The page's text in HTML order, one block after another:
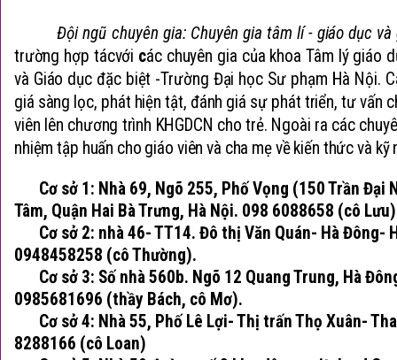
Đội ngũ chuyên gia: Chuyên gia tâm lí - giáo dục
trường hợp tácvới các chuyên gia của khoa Tâm lý giáo
và Giáo dục đặc biệt -Trường Đại học Sư phạm Hà Nội.
giá sàng lọc, phát hiện tật, đánh giá sự phát triển, tư vấn
viên lên chương trình KHGDCN cho trẻ. Ngoài ra các
nhiệm tập huấn cho giáo viên và cha mẹ về kiến thức và kỹ
Cơ sở 1: Nhà 69, Ngõ 255, Phố Vọng (150 Trần Đại
Tâm, Quận Hai Bà Trưng, Hà Nội. 098 6088658 (cô Lưu)
Cơ sở 2: nhà 46- TT14. Đô thị Văn Quán- Hà Đông-
0948458258 (cô Thường).
Cơ sở 3: Số nhà 560b. Ngõ 12 Quang Trung, Hà
0985681696 (thầy Bách, cô Mơ).
Cơ sở 4: Nhà 55, Phố Lê Lợi- Thị trấn Thọ Xuân-
8288166 (cô Loan)